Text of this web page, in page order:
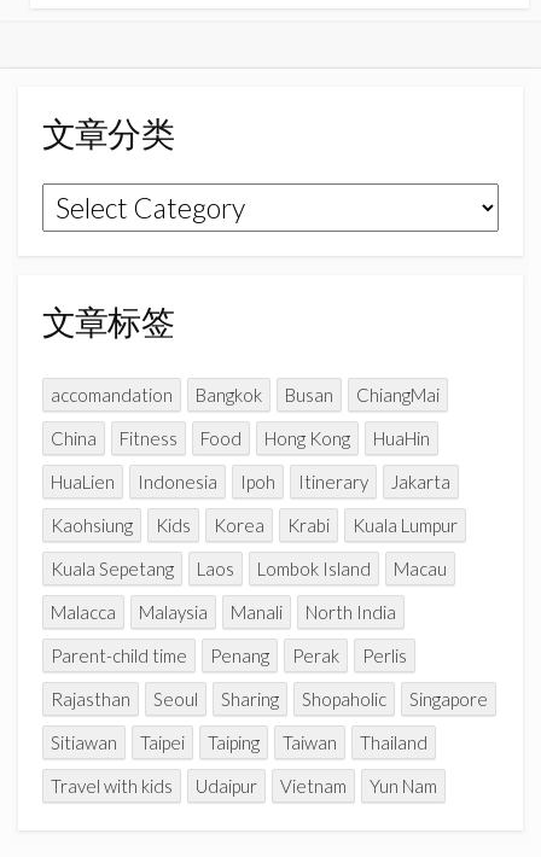
o
o
k
r
a
m
e
C
h
文章分类
文
章
类
文章标签
accomandation Bangkok Busan
ChiangMai
China
Fitness Food Hong Kong
HuaHin
HuaLien
Indonesia Ipoh Itinerary
Jakarta
Kaohsiung
Kids Korea Krabi
Kuala Lumpur
Kuala Sepetang
Laos Lombok Island
Macau
Malacca
Malaysia Manali
North India
Parent-child time
Penang Perak
Perlis
Rajasthan
Seoul Sharing Shopaholic
Singapore
Sitiawan
Taipei Taiping Taiwan
Thailand
Travel with kids
Udaipur Vietnam Yun Nam